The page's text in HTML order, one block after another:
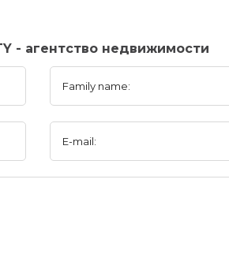
- агентство недвижимости
Family name:
E-mail: